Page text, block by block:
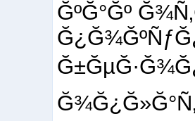
ĞºĞ°Ğº